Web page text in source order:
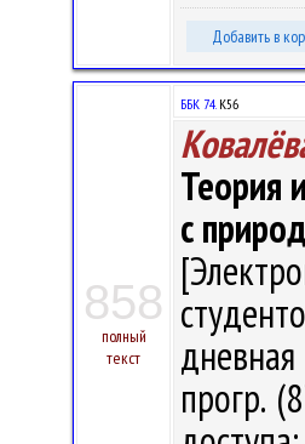
Добавить в
858
полный
текст
ББК 74.К56
Теория
с
прогр.